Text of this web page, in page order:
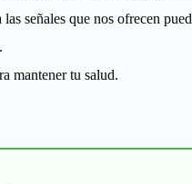
señales que nos ofrecen
mantener tu salud.